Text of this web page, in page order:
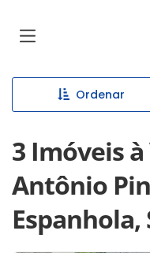
Ordenar
3 Imóveis
Antônio
Espanhola,